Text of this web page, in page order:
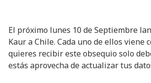
El próximo lunes 10 de Septiembre
Kaur a Chile. Cada uno de ellos viene
quieres recibir este obsequio solo
estás aprovecha de actualizar tus